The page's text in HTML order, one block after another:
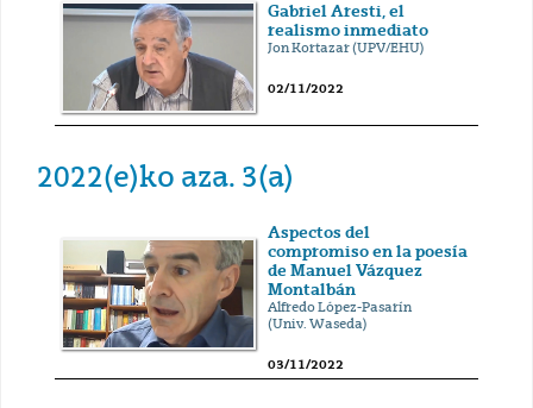
Gabriel Aresti, el
realismo inmediato
Jon Kortazar (UPV/EHU)
02/11/2022
2022(e)ko aza. 3(a)
Aspectos del
compromiso en la poesía
de Manuel Vázquez
Montalbán
Alfredo López-Pasarín
(Univ. Waseda)
03/11/2022